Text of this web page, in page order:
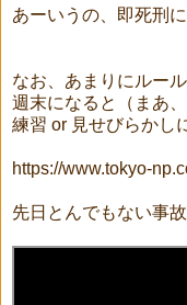
あーいうの、即死刑
なお、あまりにルー
週末になると（まあ
練習 or 見せびらかし
https://www.tokyo-
先日とんでもない事